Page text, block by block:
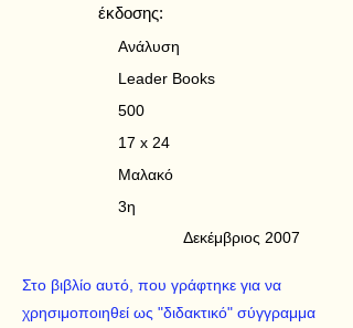
έκδοσης:
Ανάλυση
Leader Books
500
17 x 24
Μαλακό
3η
Δεκέμβριος 2007
Στο βιβλίο αυτό, που γράφτηκε για να
χρησιμοποιηθεί ως "διδακτικό" σύγγραμμα